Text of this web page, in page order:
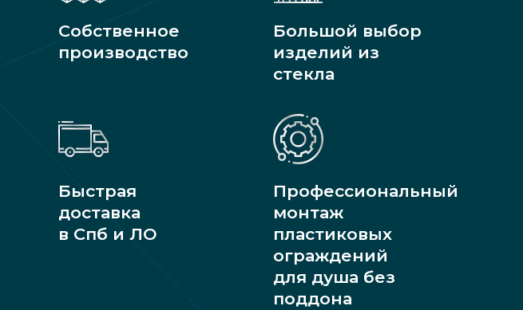
Собственное
производство
Большой выбор
изделий из
стекла
Быстрая
доставка
в Спб и ЛО
Профессиональный
монтаж
пластиковых
ограждений
для душа без
поддона